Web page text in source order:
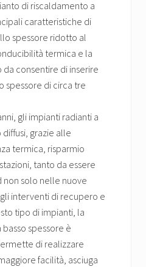
di riscaldamento a
caratteristiche di
spessore ridotto al
termica e la
consentire di inserire
spessore di circa tre
gli impianti radianti a
grazie alle
termica, risparmio
tanto da essere
non solo nelle nuove
interventi di recupero e
tipo di impianti, la
spessore è
di realizzare
facilità, asciuga